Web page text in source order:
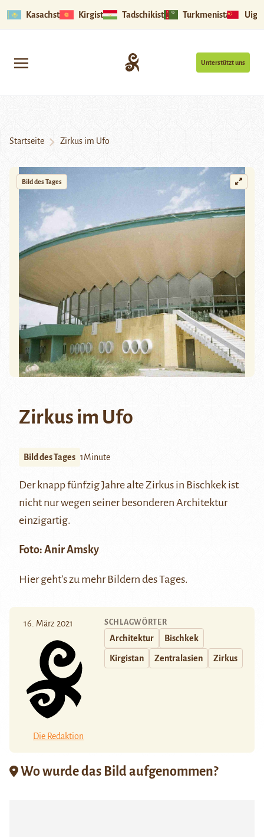
Kasachstan Kirgistan Tadschikistan Turkmenistan
Unterstützt uns
Startseite Zirkus im Ufo
Bild des Tages
Zirkus im Ufo
Bild des Tages 1Minute
Der knapp fünfzig Jahre alte Zirkus in Bischkek ist
nicht nur wegen seiner besonderen Architektur
einzigartig.
Foto: Anir Amsky
Hiergeht’s zu mehr Bildern des Tages.
16. März 2021
Die Redaktion
SCHLAGWÖRTER
Architektur Bischkek
Kirgistan Zentralasien Zirkus
Wo wurde das Bild aufgenommen?